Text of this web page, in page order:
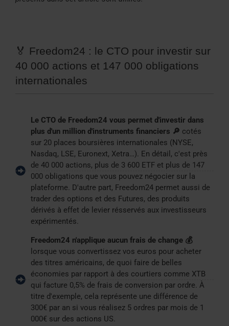
🏅 Freedom24 : le CTO pour investir sur
40 000 actions et 147 000 obligations
internationales
Le CTO de Freedom24 vous permet d'investir dans
plus d'un million d'instruments financiers 🔎 cotés
sur 20 places boursières internationales (NYSE,
Nasdaq, LSE, Euronext, Xetra…). En détail, c'est près
de 40 000 actions, plus de 3 600 ETF et plus de 147
000 obligations que vous pouvez négocier sur la
plateforme. D'autre part, Freedom24 permet aussi de
trader des options et des Futures, des produits
dérivés à effet de levier résservés aux investisseurs
expérimentés.
Freedom24 n'applique aucun frais de change 💰
lorsque vous convertissez vos euros pour acheter
des titres américains, de quoi faire de belles
économies par rapport à des courtiers comme XTB
qui facture 0,5% de frais de conversion par ordre. À
titre d'exemple, cela représente une différence de
300€ par an si vous réalisez 5 ordres par mois de 1
000€ sur des actions US.